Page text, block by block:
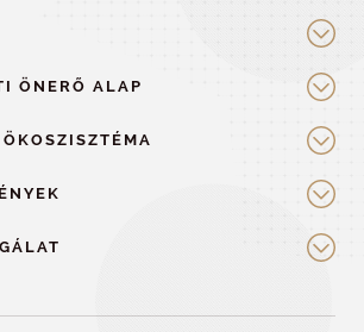
ÖNERŐ ALAP